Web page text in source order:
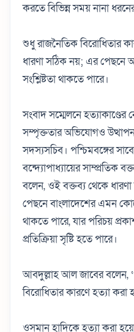
করতে বিভিন্ন সময় নানা
শুধু রাজনৈতিক বিরোধিতার
ধারণা সঠিক নয়; এর পেছনে
সংশ্লিষ্টতা থাকতে পারে।
সংবাদ সম্মেলনে হত্যাকাণ্ডের
সম্পৃক্ততার অভিযোগও
সদস্যসচিব। পশ্চিমবঙ্গের
বন্দ্যোপাধ্যায়ের সাম্প্রতিক
বলেন, ওই বক্তব্য থেকে ধারণা
পেছনে বাংলাদেশের এমন
থাকতে পারে, যার পরিচয়
প্রতিক্রিয়া সৃষ্টি হতে পারে।
আবদুল্লাহ আল জাবের বলেন,
বিরোধিতার কারণে হত্যা করা
ওসমান হাদিকে হত্যা করা